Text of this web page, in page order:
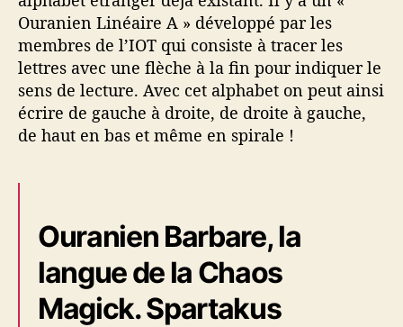
Ouranien Linéaire A » développé par les
membres de l’IOT qui consiste à tracer les
lettres avec une flèche à la fin pour indiquer le
sens de lecture. Avec cet alphabet on peut ainsi
écrire de gauche à droite, de droite à gauche,
de haut en bas et même en spirale !
Ouranien Barbare, la
langue de la Chaos
Magick. Spartakus